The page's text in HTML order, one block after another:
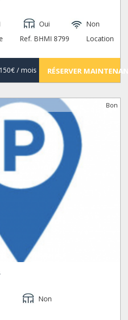
Oui
Non
Ref. BHMI 8799
Location
150€/ mois RÉSERVER
Bon
Non